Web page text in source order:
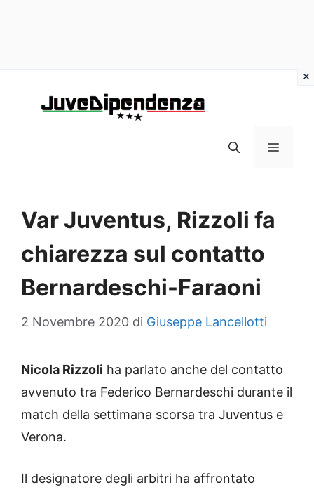
MENU
Var Juventus, Rizzoli fa
chiarezza sul contatto
Bernardeschi-Faraoni
2 Novembre 2020 di Giuseppe Lancellotti
Nicola Rizzoli ha parlato anche del contatto
avvenuto tra Federico Bernardeschi durante il
match della settimana scorsa tra Juventus e
Verona.
Il designatore degli arbitri ha affrontato